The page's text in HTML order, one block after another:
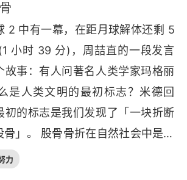
内·雷奈克与听诊器
除结石的漫长过程
笑气——让手术不再可怕
洗手就能降低死亡率
怪物汤——公共卫生是头等大事
2 中有一幕，在距月球解体还剩 5
小时 39 分)，周喆直的一段发言
故事：有人问著名人类学家玛格丽
是人类文明的最初标志？米德回
初的标志是我们发现了「一块折断
」。 股骨骨折在自然社会中是一
摔断大腿意味着死亡，因为
力